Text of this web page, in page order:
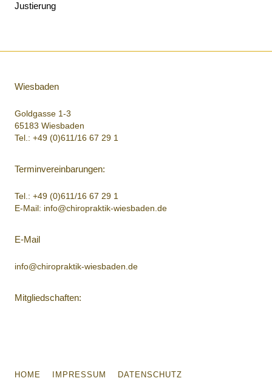
Justierung
Wiesbaden
Goldgasse 1-3
65183 Wiesbaden
Tel.: +49 (0)611/16 67 29 1
Terminvereinbarungen:
Tel.: +49 (0)611/16 67 29 1
E-Mail: info@chiropraktik-wiesbaden.de
E-Mail
info@chiropraktik-wiesbaden.de
Mitgliedschaften:
HOME IMPRESSUM DATENSCHUTZ